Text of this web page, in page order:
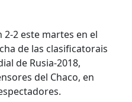
2 este martes en el
de las clasificatorais
de Rusia-2018,
del Chaco, en